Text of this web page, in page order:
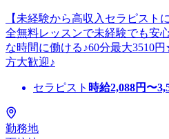
【未経験から高収入セラピスト
全無料レッスンで未経験でも安
な時間に働ける♪60分最大3510
方大歓迎♪
セラピスト 時給2,088円〜
勤務地